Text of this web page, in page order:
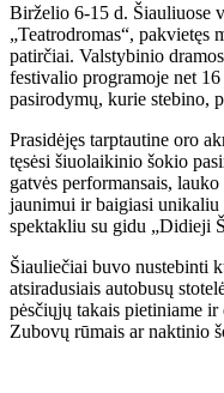
Birželio 6-15 d. Šiauliuose
„Teatrodromas“, pakvietęs
patirčiai. Valstybinio
festivalio programoje net
pasirodymų, kurie stebino,
Prasidėjęs tarptautine oro
tęsėsi šiuolaikinio šokio
gatvės performansais,
jaunimui ir baigiasi unikaliu
spektakliu su gidu „Didieji
Šiauliečiai buvo nustebinti
atsiradusiais autobusų
pėsčiųjų takais pietiniame
Zubovų rūmais ar naktinio